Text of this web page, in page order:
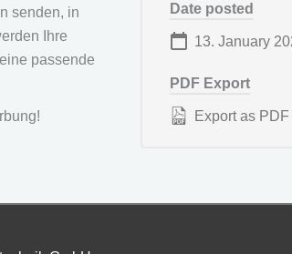
senden, in
Ihre
passende
Date posted
13. January
PDF Export
Export as PDF